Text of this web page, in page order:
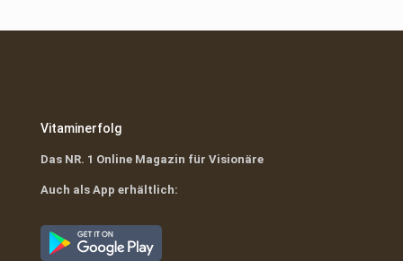
Vitaminerfolg
Das NR. 1 Online Magazin für Visionäre
Auch als App erhältlich: